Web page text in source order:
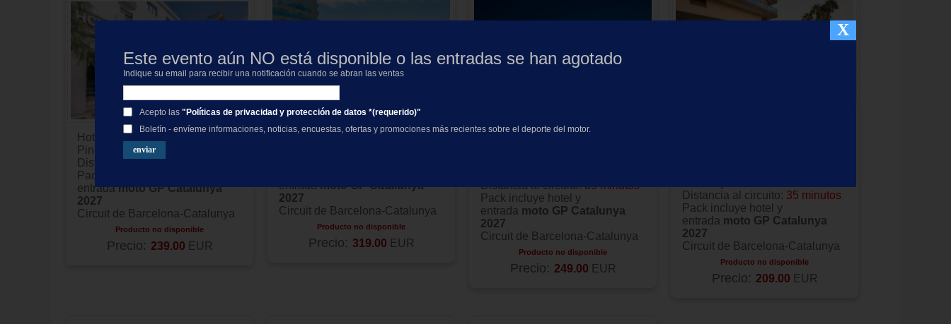
X
Este evento aún NO está disponible o las entradas se han agotado
Indique su email para recibir una notificación cuando se abran las ventas
Acepto las"Políticas de privacidad y protección de datos *(requerido)"
Boletín - envíeme informaciones, noticias, encuestas, ofertas y promociones más recientes sobre el deporte del motor.
Hotel de 3 estrellas
Pineda de Mar
Distancia al circuito:
Pack incluye hotel y
entradamoto GP Catalunya
2027
Circuit de Barcelona-Catalunya
Producto no disponible
Precio: 239.00 EUR
Hotel de4 estrellas ubicado en
entradamoto GP Catalunya
2027
Circuit de Barcelona-Catalunya
Producto no disponible
Precio: 319.00 EUR
Hotel de4 estrellasubicado en
Distancia al circuito:35 minutos
Pack incluye hotel y
entrada moto GP Catalunya
2027
Circuit de Barcelona-Catalunya
Producto no disponible
Precio: 249.00 EUR
Distancia al circuito: 35 minutos
Pack incluye hotel y
entrada moto GP Catalunya
2027
Circuit de Barcelona-Catalunya
Producto no disponible
Precio: 209.00 EUR